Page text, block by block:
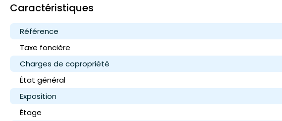
Caractéristiques
Référence
Taxe foncière
Charges de copropriété
État général
Exposition
Étage